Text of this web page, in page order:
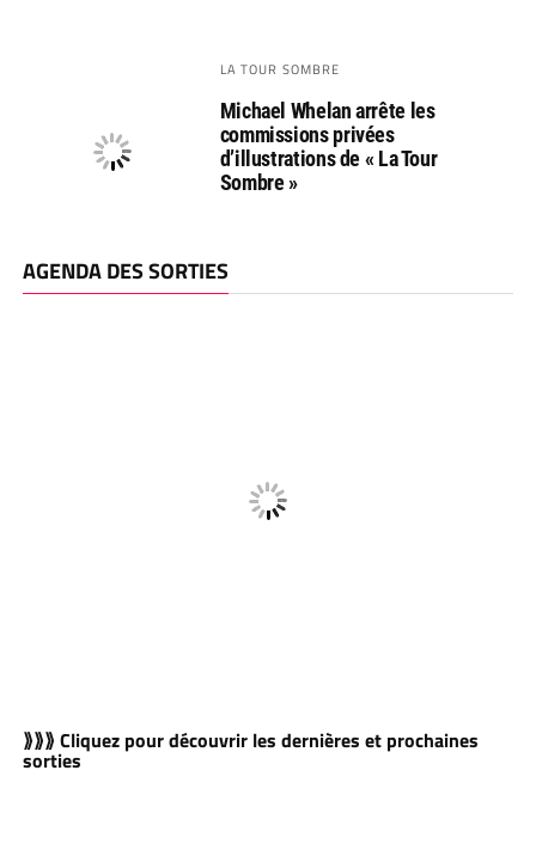
LA TOUR SOMBRE
Michael Whelan arrête les
commissions privées
d’illustrations de « La Tour
Sombre »
AGENDA DES SORTIES
⟫⟫⟫ Cliquez pour découvrir les dernières et prochaines
sorties